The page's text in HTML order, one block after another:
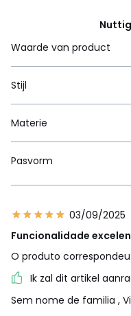
Waarde van product
Stijl
Materie
Pasvorm
03/09/2025
Funcionalidade
O produto
Ik zal dit artikel
Sem nome de familia ,